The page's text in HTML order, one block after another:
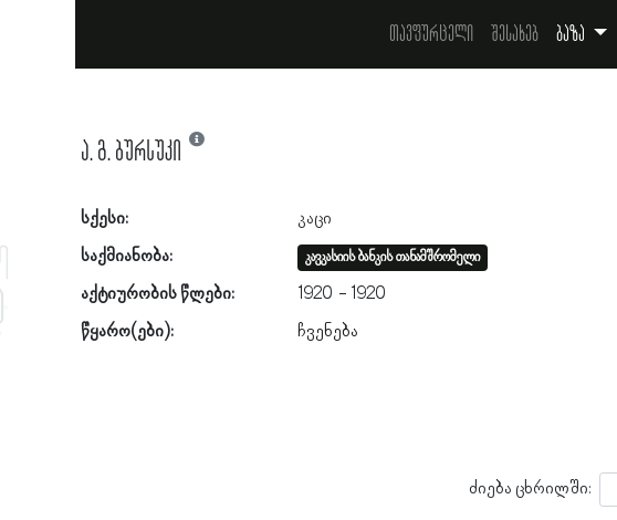
თავფურცელი შესახებ ბაზა
ა. გ. ბურსუკი
სქესი:
კაცი
საქმიანობა:
კავკასიის ბანკის თანამშრომელი
აქტიურობის წლები: 1920
1920
წყარო(ები):
ჩვენება
ძიება ცხრილში: